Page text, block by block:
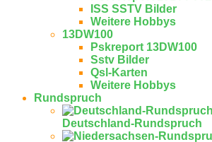
ISS SSTV Bilder
Weitere Hobbys
13DW100
Pskreport 13DW100
Sstv Bilder
Qsl-Karten
Weitere Hobbys
Rundspruch
Deutschland-Rundspruch